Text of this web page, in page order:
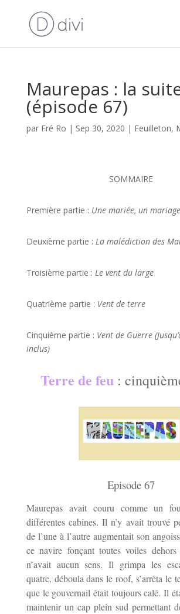
Maurepas : la
(épisode 67)
par Fré Ro | Sep 30, 2020 | Feuilleton,
SOMMAIRE
Première partie : Une mariée, un
Deuxième partie : La malédiction des
Troisième partie : Le vent du large
Quatrième partie : Vent de terre
Cinquième partie : Vent de Guerre
inclus)
Terre de feu :
Episode 67
Maurepas avait couru comme un
différentes cabines. Il n’y avait trouvé
de l’une à l’autre augmentait son
ce navire fonçant toutes voiles
n’avait aucun sens. Il grimpa les
quatre, déboula dans le roof, s’arrêta le
que le gouvernail était toujours calé. Il
maintenir un cap plein sud permettant